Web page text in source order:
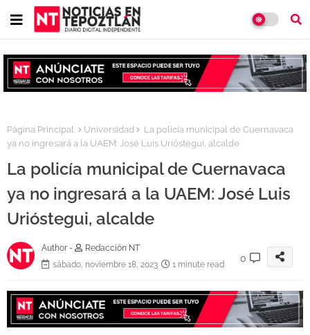
Página Principal Universidad
La policía municipal de Cuernavaca
ya no ingresará a la UAEM: José Luis Urióstegui, alcalde
La policía municipal de Cuernavaca
ya no ingresará a la UAEM: José Luis
Urióstegui, alcalde
Author -
Redacción NT
sábado, noviembre 18, 2023
1 minute read
0